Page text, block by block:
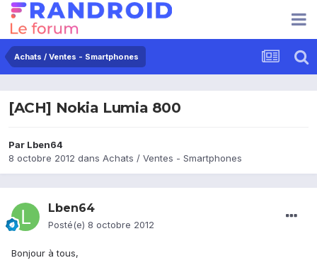
Achats / Ventes - Smartphones
[ACH] Nokia Lumia 800
Par Lben64
8 octobre 2012 dans Achats / Ventes - Smartphones
Lben64
Posté(e) 8 octobre 2012
Bonjour à tous,